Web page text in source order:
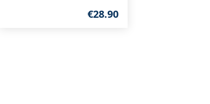
€28.90